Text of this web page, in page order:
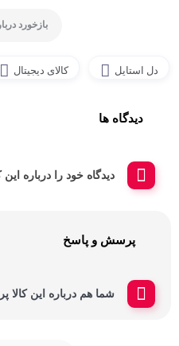
بازخورد
دل استایل کالای دیجیتال
دیدگاه ها
دیدگاه خود را درباره این
پرسش و پاسخ
شما هم درباره این